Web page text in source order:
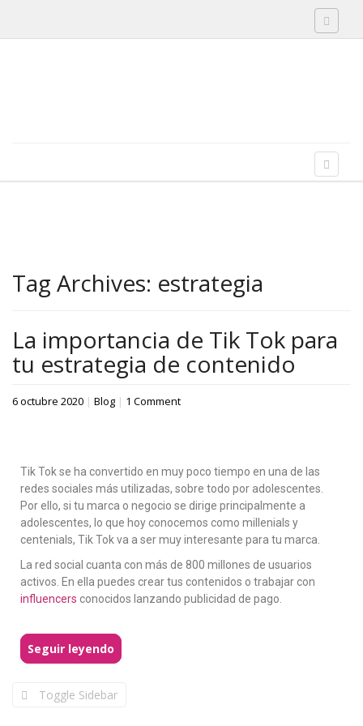
Tag Archives: estrategia
La importancia de Tik Tok para
tu estrategia de contenido
6 octubre 2020 | Blog | 1 Comment
Tik Tok se ha convertido en muy poco tiempo en una de las
redes sociales más utilizadas, sobre todo por adolescentes.
Por ello, si tu marca o negocio se dirige principalmente a
adolescentes, lo que hoy conocemos como millenials y
centenials, Tik Tok va a ser muy interesante para tu marca.
La red social cuanta con más de 800 millones de usuarios
activos. En ella puedes crear tus contenidos o trabajar con
influencers conocidos lanzando publicidad de pago.
Seguir leyendo
Toggle Sidebar